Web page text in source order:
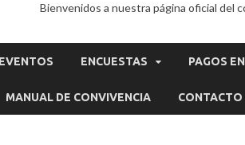
Bienvenidos a nuestra página oficial del
ENCUESTAS PAGOS
MANUAL DE CONVIVENCIA CONTACTO